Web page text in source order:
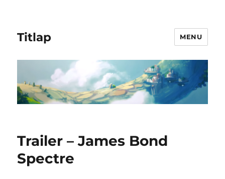
Titlap MENU
Trailer – James Bond
Spectre